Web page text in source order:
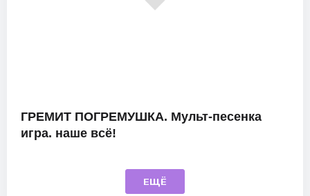
ГРЕМИТ ПОГРЕМУШКА. Мульт-песенка
игра. наше всё!
ЕЩЁ